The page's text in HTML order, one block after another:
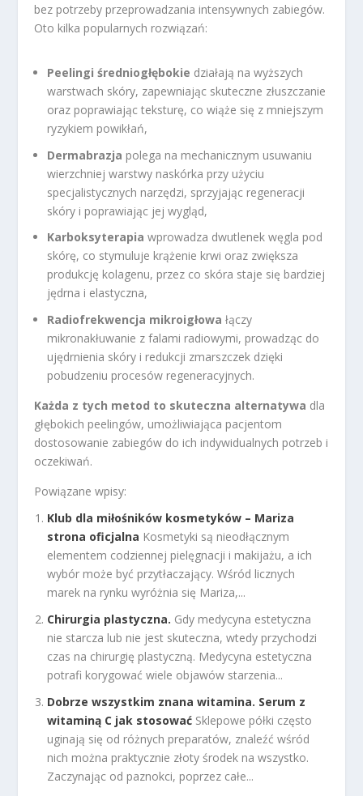
bez potrzeby przeprowadzania intensywnych zabiegów.
Oto kilka popularnych rozwiązań:
Peelingi średniogłębokie działają na wyższych
warstwach skóry, zapewniając skuteczne złuszczanie
oraz poprawiając teksturę, co wiąże się z mniejszym
ryzykiem powikłań,
Dermabrazja polega na mechanicznym usuwaniu
wierzchniej warstwy naskórka przy użyciu
specjalistycznych narzędzi, sprzyjając regeneracji
skóry i poprawiając jej wygląd,
Karboksyterapia wprowadza dwutlenek węgla pod
skórę, co stymuluje krążenie krwi oraz zwiększa
produkcję kolagenu, przez co skóra staje się bardziej
jędrna i elastyczna,
Radiofrekwencja mikroigłowa łączy
mikronakłuwanie z falami radiowymi, prowadząc do
ujędrnienia skóry i redukcji zmarszczek dzięki
pobudzeniu procesów regeneracyjnych.
Każda z tych metod to skuteczna alternatywa dla
głębokich peelingów, umożliwiająca pacjentom
dostosowanie zabiegów do ich indywidualnych potrzeb i
oczekiwań.
Powiązane wpisy:
Klub dla miłośników kosmetyków – Mariza
strona oficjalna Kosmetyki są nieodłącznym
elementem codziennej pielęgnacji i makijażu, a ich
wybór może być przytłaczający. Wśród licznych
marek na rynku wyróżnia się Mariza,...
Chirurgia plastyczna. Gdy medycyna estetyczna
nie starcza lub nie jest skuteczna, wtedy przychodzi
czas na chirurgię plastyczną. Medycyna estetyczna
potrafi korygować wiele objawów starzenia...
Dobrze wszystkim znana witamina. Serum z
witaminą C jak stosować Sklepowe półki często
uginają się od różnych preparatów, znaleźć wśród
nich można praktycznie złoty środek na wszystko.
Zaczynając od paznokci, poprzez całe...